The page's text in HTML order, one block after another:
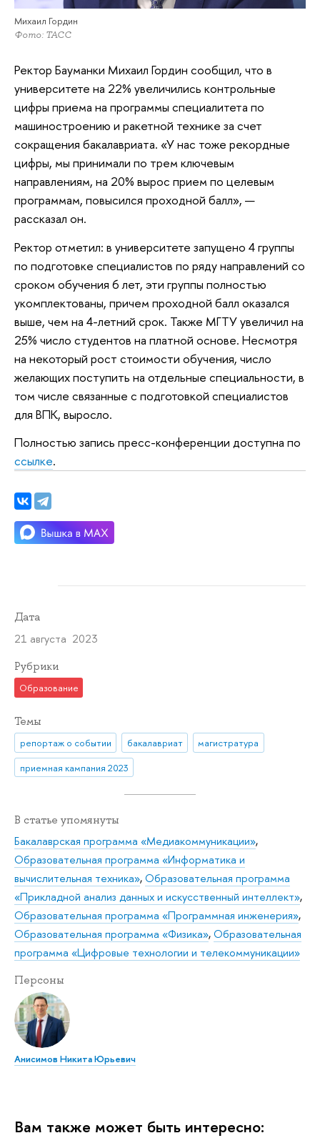
Михаил Гордин
Фото: ТАСС
Ректор Бауманки Михаил Гордин сообщил, что в
университете на 22% увеличились контрольные
цифры приема на программы специалитета по
машиностроению и ракетной технике за счет
сокращения бакалавриата. «У нас тоже рекордные
цифры, мы принимали по трем ключевым
направлениям, на 20% вырос прием по целевым
программам, повысился проходной балл», —
рассказал он.
Ректор отметил: в университете запущено 4 группы
по подготовке специалистов по ряду направлений со
сроком обучения 6 лет, эти группы полностью
укомплектованы, причем проходной балл оказался
выше, чем на 4-летний срок. Также МГТУ увеличил на
25% число студентов на платной основе. Несмотря
на некоторый рост стоимости обучения, число
желающих поступить на отдельные специальности, в
том числе связанные с подготовкой специалистов
для ВПК, выросло.
Полностью запись пресс-конференции доступна по
ссылке.
Дата
21 августа 2023
Рубрики
Образование
Темы
репортаж о событии бакалавриат
магистратура
приемная кампания 2023
В статье упомянуты
Бакалаврская программа «Медиакоммуникации»,
Образовательная программа «Информатика и
вычислительная техника»,Образовательная программа
«Прикладной анализ данных и искусственный интеллект»,
Образовательная программа «Программная инженерия»,
Образовательная программа «Физика»,Образовательная
программа «Цифровые технологии и телекоммуникации»
Персоны
Анисимов Никита Юрьевич
Вам также может быть интересно: